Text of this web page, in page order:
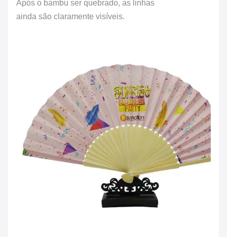
Após o bambu ser quebrado, as linhas
ainda são claramente visíveis.